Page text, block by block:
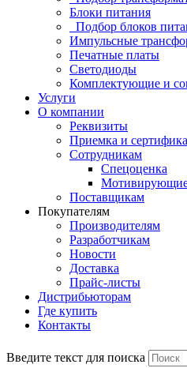
Блоки питания
Подбор блоков
Импульсные
Печатные платы
Светодиоды
Комплектующие и
Услуги
О компании
Реквизиты
Приемка и
Сотрудникам
Спецоценка
Поставщикам
Покупателям
Производителям
Разработчикам
Новости
Доставка
Прайс-листы
Дистрибьюторам
Где купить
Контакты
Введите текст для поиска